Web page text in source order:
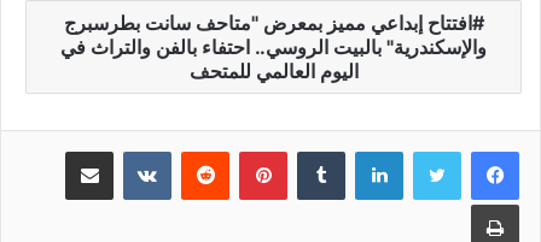
افتتاح إبداعي مميز بمعرض "متاحف سانت بطرسبرج
والإسكندرية" بالبيت الروسي.. احتفاء بالفن والتراث في
اليوم العالمي للمتحف
لينكدإن بينتيريست